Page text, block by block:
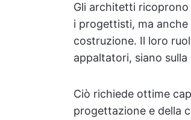
Gli architetti
i progettisti, ma
costruzione. Il loro
appaltatori, siano
Ciò richiede ottime
progettazione e della